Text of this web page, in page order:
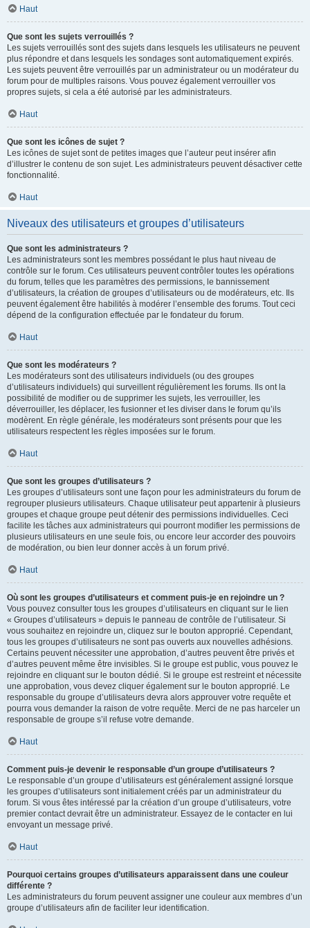
Haut
Que sont les sujets verrouillés ?
Les sujets verrouillés sont des sujets dans lesquels les utilisateurs ne peuvent
plus répondre et dans lesquels les sondages sont automatiquement expirés.
Les sujets peuvent être verrouillés par un administrateur ou un modérateur du
forum pour de multiples raisons. Vous pouvez également verrouiller vos
propres sujets, si cela a été autorisé par les administrateurs.
Haut
Que sont les icônes de sujet ?
Les icônes de sujet sont de petites images que l’auteur peut insérer afin
d’illustrer le contenu de son sujet. Les administrateurs peuvent désactiver cette
fonctionnalité.
Haut
Niveaux des utilisateurs et groupes d’utilisateurs
Que sont les administrateurs ?
Les administrateurs sont les membres possédant le plus haut niveau de
contrôle sur le forum. Ces utilisateurs peuvent contrôler toutes les opérations
du forum, telles que les paramètres des permissions, le bannissement
d’utilisateurs, la création de groupes d’utilisateurs ou de modérateurs, etc. Ils
peuvent également être habilités à modérer l’ensemble des forums. Tout ceci
dépend de la configuration effectuée par le fondateur du forum.
Haut
Que sont les modérateurs ?
Les modérateurs sont des utilisateurs individuels (ou des groupes
d’utilisateurs individuels) qui surveillent régulièrement les forums. Ils ont la
possibilité de modifier ou de supprimer les sujets, les verrouiller, les
déverrouiller, les déplacer, les fusionner et les diviser dans le forum qu’ils
modèrent. En règle générale, les modérateurs sont présents pour que les
utilisateurs respectent les règles imposées sur le forum.
Haut
Que sont les groupes d’utilisateurs ?
Les groupes d’utilisateurs sont une façon pour les administrateurs du forum de
regrouper plusieurs utilisateurs. Chaque utilisateur peut appartenir à plusieurs
groupes et chaque groupe peut détenir des permissions individuelles. Ceci
facilite les tâches aux administrateurs qui pourront modifier les permissions de
plusieurs utilisateurs en une seule fois, ou encore leur accorder des pouvoirs
de modération, ou bien leur donner accès à un forum privé.
Haut
Où sont les groupes d’utilisateurs et comment puis-je en rejoindre un ?
Vous pouvez consulter tous les groupes d’utilisateurs en cliquant sur le lien
« Groupes d’utilisateurs » depuis le panneau de contrôle de l’utilisateur. Si
vous souhaitez en rejoindre un, cliquez sur le bouton approprié. Cependant,
tous les groupes d’utilisateurs ne sont pas ouverts aux nouvelles adhésions.
Certains peuvent nécessiter une approbation, d’autres peuvent être privés et
d’autres peuvent même être invisibles. Si le groupe est public, vous pouvez le
rejoindre en cliquant sur le bouton dédié. Si le groupe est restreint et nécessite
une approbation, vous devez cliquer également sur le bouton approprié. Le
responsable du groupe d’utilisateurs devra alors approuver votre requête et
pourra vous demander la raison de votre requête. Merci de ne pas harceler un
responsable de groupe s’il refuse votre demande.
Haut
Comment puis-je devenir le responsable d’un groupe d’utilisateurs ?
Le responsable d’un groupe d’utilisateurs est généralement assigné lorsque
les groupes d’utilisateurs sont initialement créés par un administrateur du
forum. Si vous êtes intéressé par la création d’un groupe d’utilisateurs, votre
premier contact devrait être un administrateur. Essayez de le contacter en lui
envoyant un message privé.
Haut
Pourquoi certains groupes d’utilisateurs apparaissent dans une couleur
différente ?
Les administrateurs du forum peuvent assigner une couleur aux membres d’un
groupe d’utilisateurs afin de faciliter leur identification.